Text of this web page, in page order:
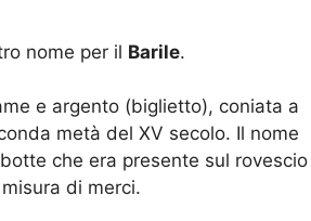
nome per il Barile.
e argento (biglietto), coniata a
metà del XV secolo. Il nome
che era presente sul rovescio
di merci.